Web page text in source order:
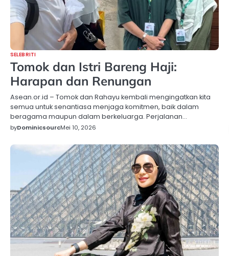
SELEBRITI
Tomok dan Istri Bareng Haji:
Harapan dan Renungan
Asean.or.id – Tomok dan Rahayu kembali mengingatkan kita
semua untuk senantiasa menjaga komitmen, baik dalam
beragama maupun dalam berkeluarga. Perjalanan…
byDominicsourcMei 10, 2026